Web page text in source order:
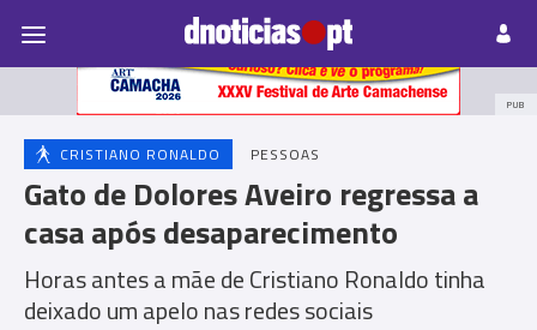
Prazeres Paisagens
PUB
CRISTIANO RONALDO PESSOAS
Gato de Dolores Aveiro regressa a
casa após desaparecimento
Horas antes a mãe de Cristiano Ronaldo tinha
deixado um apelo nas redes sociais